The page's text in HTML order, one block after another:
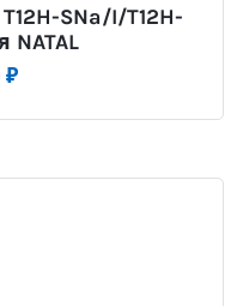
SNa/I/T12H-
NATAL
₽